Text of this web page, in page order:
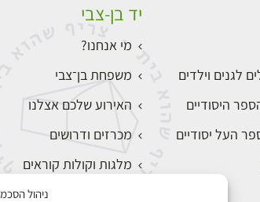
ניהול
לגנים וילדים
היסודיים
העל יסודיים
יד בן-צבי
מי אנחנו?
משפחת בן־צבי
האירוע שלכם אצלנו
מכרזים ודרושים
מלגות וקולות קוראים